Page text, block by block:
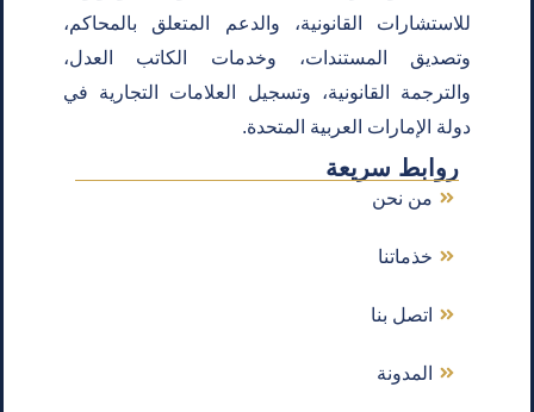
للاستشارات القانونية، والدعم المتعلق بالمحاكم،
وتصديق المستندات، وخدمات الكاتب العدل،
والترجمة القانونية، وتسجيل العلامات التجارية في
دولة الإمارات العربية المتحدة.
روابط سريعة
من نحن
خذماتنا
اتصل بنا
المدونة